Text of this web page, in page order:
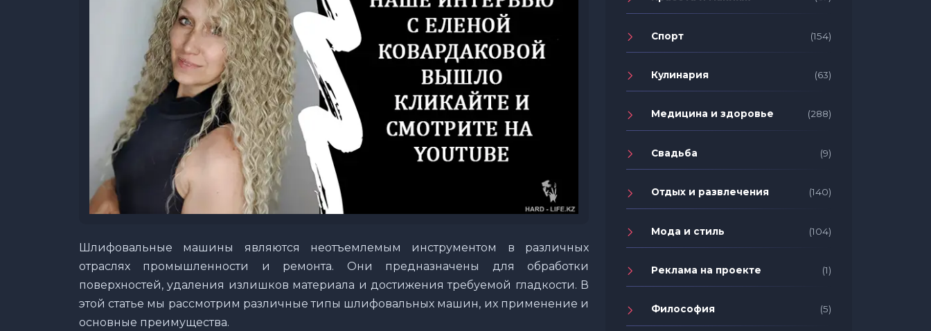
Шлифовальные машины являются неотъемлемым инструментом в различных
отраслях промышленности и ремонта. Они предназначены для обработки
поверхностей, удаления излишков материала и достижения требуемой гладкости. В
этой статье мы рассмотрим различные типы шлифовальных машин, их применение и
основные преимущества.
Спорт (154)
Кулинария (63)
Медицина и здоровье (288)
Свадьба (9)
Отдых и развлечения (140)
Мода и стиль (104)
Реклама на проекте (1)
Философия (5)